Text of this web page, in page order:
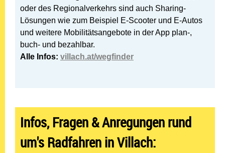
oder des Regionalverkehrs sind auch Sharing-
Lösungen wie zum Beispiel E-Scooter und E-Autos
und weitere Mobilitätsangebote in der App plan-,
buch- und bezahlbar.
Alle Infos: villach.at/wegfinder
Infos, Fragen & Anregungen rund
um's Radfahren in Villach: